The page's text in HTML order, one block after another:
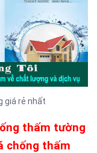
giá rẻ nhất
thấm tường
chống thấm